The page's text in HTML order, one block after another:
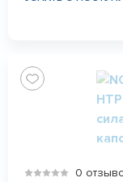
0